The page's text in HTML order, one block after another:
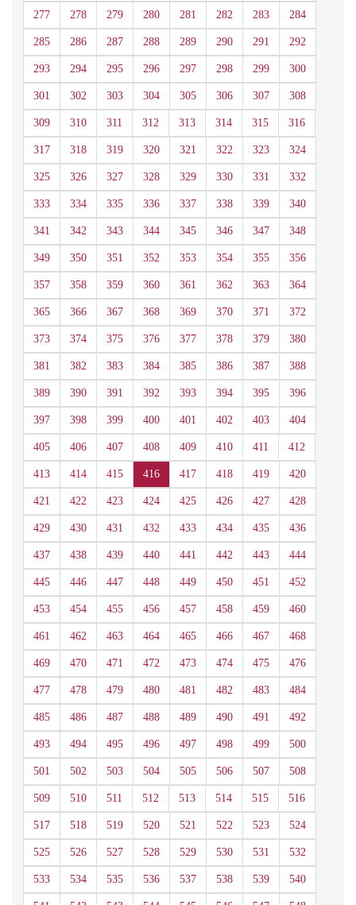
277 278 279 280 281 282 283 284
285 286 287 288 289 290 291 292
293 294 295 296 297 298 299 300
301 302 303 304 305 306 307 308
309 310 311 312 313 314 315 316
317 318 319 320 321 322 323 324
325 326 327 328 329 330 331 332
333 334 335 336 337 338 339 340
341 342 343 344 345 346 347 348
349 350 351 352 353 354 355 356
357 358 359 360 361 362 363 364
365 366 367 368 369 370 371 372
373 374 375 376 377 378 379 380
381 382 383 384 385 386 387 388
389 390 391 392 393 394 395 396
397 398 399 400 401 402 403 404
405 406 407 408 409 410 411 412
413 414 415 416 417 418 419 420
421 422 423 424 425 426 427 428
429 430 431 432 433 434 435 436
437 438 439 440 441 442 443 444
445 446 447 448 449 450 451 452
453 454 455 456 457 458 459 460
461 462 463 464 465 466 467 468
469 470 471 472 473 474 475 476
477 478 479 480 481 482 483 484
485 486 487 488 489 490 491 492
493 494 495 496 497 498 499 500
501 502 503 504 505 506 507 508
509 510 511 512 513 514 515 516
517 518 519 520 521 522 523 524
525 526 527 528 529 530 531 532
533 534 535 536 537 538 539 540